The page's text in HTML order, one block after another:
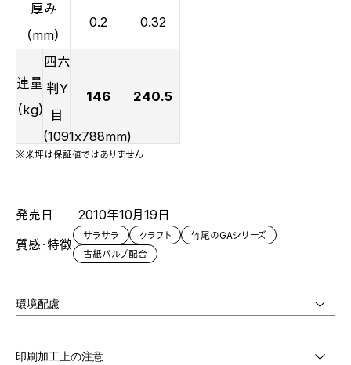
厚み
（mm）
0.2 0.32
連量
（kg）
四六
判Y
目
(1091x788mm)
146 240.5
※米坪は保証値ではありません
発売日
2010年10月19日
質感・特徴
サラサラ クラフト
竹尾のGAシリーズ
古紙パルプ配合
環境配慮
印刷加工上の注意